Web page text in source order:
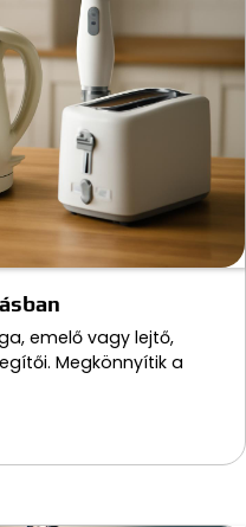
emelő vagy lejtő,
Megkönnyítik a